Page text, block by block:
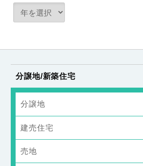
分譲地/新築住宅
分譲地
建売住宅
売地